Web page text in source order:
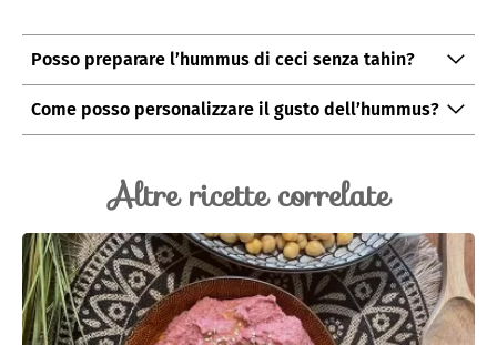
Posso preparare l’hummus di ceci senza tahin?
tahin
, potete sostituirla con un po’
yogurt greco
per una versione più leggera. Tenete
comunque gustoso.
Come posso personalizzare il gusto dell’hummus?
affumicata per una variante più speziata. Puoi
iltimo.
Altre ricette correlate